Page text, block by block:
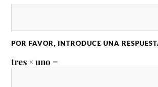
POR FAVOR, INTRODUCE UNA
tres × uno =